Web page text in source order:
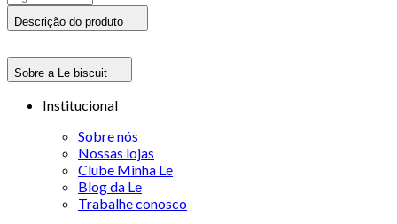
Descrição do produto
Sobre a Le biscuit
Institucional
Sobre nós
Nossas lojas
Clube Minha Le
Blog da Le
Trabalhe conosco